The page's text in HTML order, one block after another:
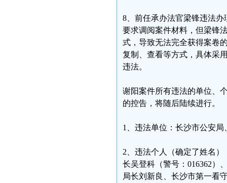
8、前任承办法官梁锋违法
要求调阅案件材料，但梁锋
式，导致无法完全获得案卷
复制、查看等方式，具体采
违法。
谢阳案件所有违法的单位、
的控告，将随后陆续进行。
1、违法单位：长沙市公安
2、违法个人（确定了姓名
长吴登科（警号：016362）
局长刘新良、长沙市第一看